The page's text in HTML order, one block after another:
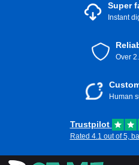
Super
Instant
Over
Human
Trustpilot
Rated 4.1 out of 5,